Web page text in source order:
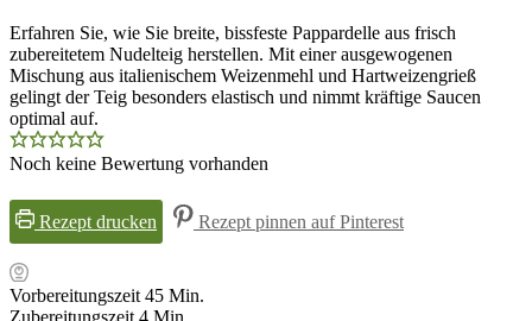
Erfahren Sie, wie Sie breite, bissfeste Pappardelle aus frisch
zubereitetem Nudelteig herstellen. Mit einer ausgewogenen
Mischung aus italienischem Weizenmehl und Hartweizengrieß
gelingt der Teig besonders elastisch und nimmt kräftige Saucen
optimal auf.
Noch keine Bewertung vorhanden
Rezept drucken Rezept pinnen auf Pinterest
Vorbereitungszeit45Minuten
Min.
Minuten